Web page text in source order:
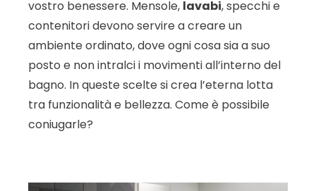
vostro benessere. Mensole, lavabi, specchi e
contenitori devono servire a creare un
ambiente ordinato, dove ogni cosa sia a suo
posto e non intralci i movimenti all’interno del
bagno. In queste scelte si crea l’eterna lotta
tra funzionalità e bellezza. Come è possibile
coniugarle?